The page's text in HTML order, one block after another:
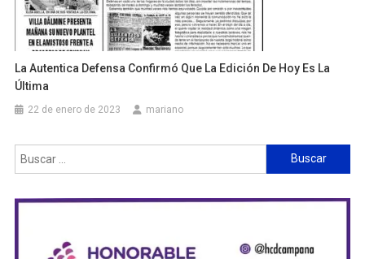
La Autentica Defensa Confirmó Que La Edición De Hoy Es La
Última
22 de enero de 2023 mariano
Buscar: